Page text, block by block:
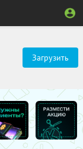
Загрузить